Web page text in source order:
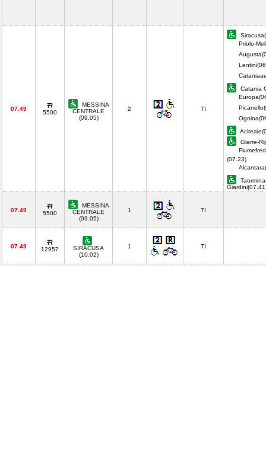
07.49
5500
MESSINA
CENTRALE
(09.05)
2 TI
Priolo-
Catania
Giarre-
(07.23)
07.49 5500
MESSINA
CENTRALE
(09.05)
1 TI
07.49 12957
SIRACUSA
(10.02)
1 TI